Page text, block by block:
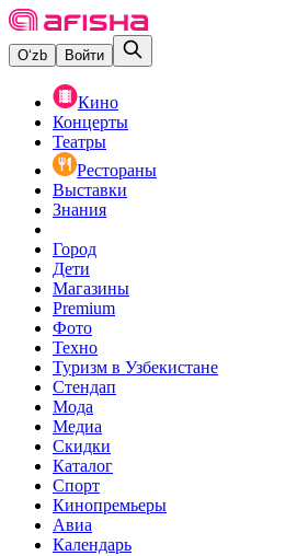
O‘zb Войти
Кино
Концерты
Театры
Рестораны
Выставки
Знания
Город
Дети
Магазины
Premium
Фото
Техно
Туризм в Узбекистане
Стендап
Мода
Медиа
Скидки
Каталог
Спорт
Кинопремьеры
Авиа
Календарь